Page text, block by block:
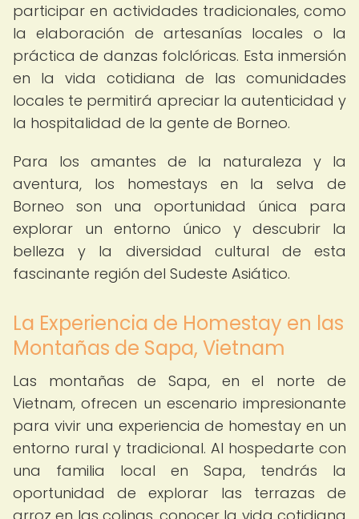
participar en actividades tradicionales, como
la elaboración de artesanías locales o la
práctica de danzas folclóricas. Esta inmersión
en la vida cotidiana de las comunidades
locales te permitirá apreciar la autenticidad y
la hospitalidad de la gente de Borneo.
Para los amantes de la naturaleza y la
aventura, los homestays en la selva de
Borneo son una oportunidad única para
explorar un entorno único y descubrir la
belleza y la diversidad cultural de esta
fascinante región del Sudeste Asiático.
La Experiencia de Homestay en las
Montañas de Sapa, Vietnam
Las montañas de Sapa, en el norte de
Vietnam, ofrecen un escenario impresionante
para vivir una experiencia de homestay en un
entorno rural y tradicional. Al hospedarte con
una familia local en Sapa, tendrás la
oportunidad de explorar las terrazas de